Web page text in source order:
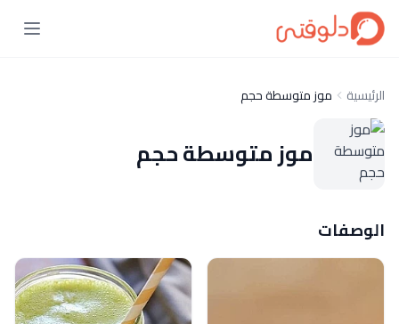
الرئيسية موز متوسطة حجم
موز متوسطة حجم
الوصفات